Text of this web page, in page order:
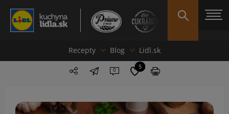
Recepty Blog Lidl.sk
0 5